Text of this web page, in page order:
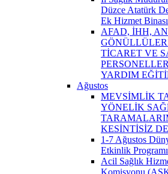
Düzce Atatürk
Ek Hizmet
AFAD, İHH,
TİCARET VE
YARDIM
Ağustos
MEVSİMLİK
YÖNELİK
KESİNTİSİZ
1-7 Ağustos
Etkinlik Programı
Acil Sağlık
Komisyonu